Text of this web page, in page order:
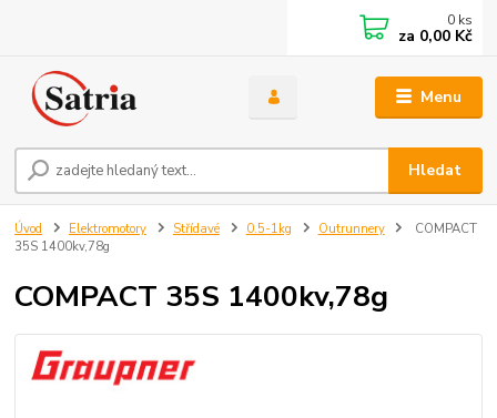
Menu
Hledat
0 ks
za 0,00 Kč
Úvod Elektromotory Střídavé 0.5-1kg Outrunnery
COMPACT
35S 1400kv,78g
COMPACT 35S 1400kv,78g